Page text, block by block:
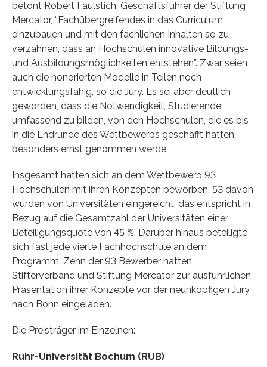
betont Robert Faulstich, Geschäftsführer der Stiftung
Mercator, “Fachübergreifendes in das Curriculum
einzubauen und mit den fachlichen Inhalten so zu
verzahnen, dass an Hochschulen innovative Bildungs-
und Ausbildungsmöglichkeiten entstehen”. Zwar seien
auch die honorierten Modelle in Teilen noch
entwicklungsfähig, so die Jury. Es sei aber deutlich
geworden, dass die Notwendigkeit, Studierende
umfassend zu bilden, von den Hochschulen, die es bis
in die Endrunde des Wettbewerbs geschafft hatten,
besonders ernst genommen werde.
Insgesamt hatten sich an dem Wettbewerb 93
Hochschulen mit ihren Konzepten beworben. 53 davon
wurden von Universitäten eingereicht; das entspricht in
Bezug auf die Gesamtzahl der Universitäten einer
Beteiligungsquote von 45 %. Darüber hinaus beteiligte
sich fast jede vierte Fachhochschule an dem
Programm. Zehn der 93 Bewerber hatten
Stifterverband und Stiftung Mercator zur ausführlichen
Präsentation ihrer Konzepte vor der neunköpfigen Jury
nach Bonn eingeladen.
Die Preisträger im Einzelnen:
Ruhr-Universität Bochum (RUB)